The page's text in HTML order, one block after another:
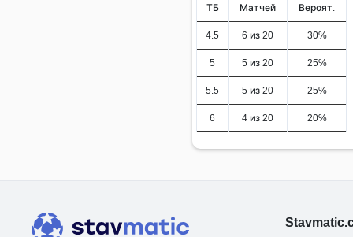
ТБ Матчей Вероят.
4.5 6 из 20 30%
5 5 из 20 25%
5.5 5 из 20 25%
6 4 из 20 20%